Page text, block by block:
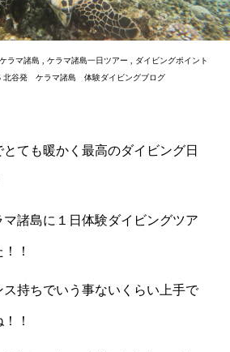
ケラマ諸島 ケラマ諸島一日ツアー
ダイビングポイント
北谷発 ケラマ諸島 体験ダイビングブログ
ても暖かく最高のダイビング日
諸島に１日体験ダイビングツア
！
持ちでいう事ないくらい上手で
！